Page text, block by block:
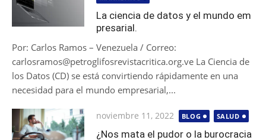
La ciencia de datos y el mundo em
presarial.
Por: Carlos Ramos – Venezuela / Correo:
carlosramos@petroglifosrevistacritica.org.ve La Ciencia de
los Datos (CD) se está convirtiendo rápidamente en una
necesidad para el mundo empresarial,...
Publicada
el
noviembre 11, 2022 BLOG SALUD
¿Nos mata el pudor o la burocracia